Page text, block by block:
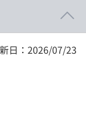
日：2026/07/23